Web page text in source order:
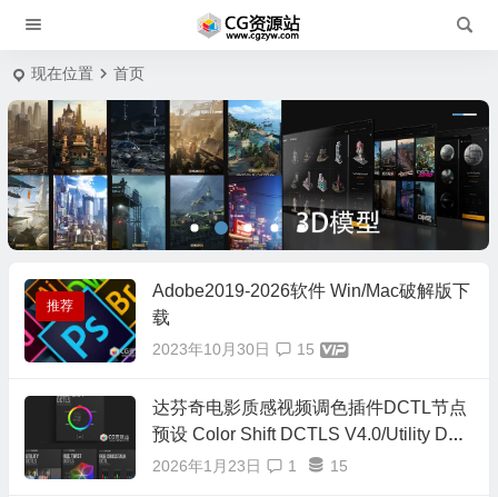
现在位置 首页
推荐
Adobe2019-2026软件 Win/Mac破解版下
载
2023年10月30日 15
达芬奇电影质感视频调色插件DCTL节点
预设 Color Shift DCTLS V4.0/Utility DCT
L/Hue Twist V2/RGB Crosstalk/RGB Spli
2026年1月23日 1 15